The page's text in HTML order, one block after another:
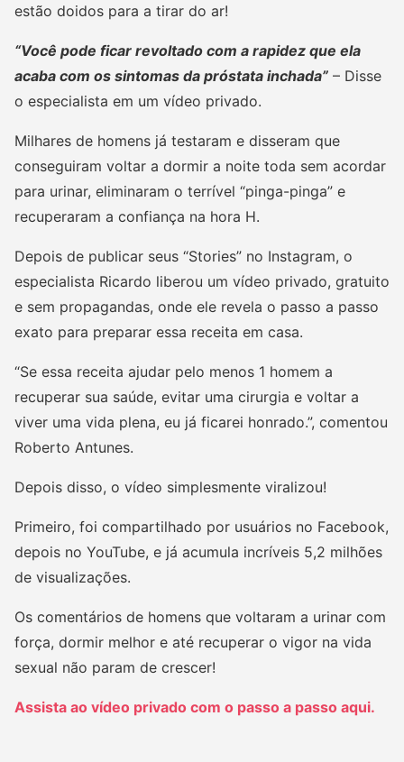
estão doidos para a tirar do ar!
“Você pode ficar revoltado com a rapidez que ela
acaba com os sintomas da próstata inchada” – Disse
o especialista em um vídeo privado.
Milhares de homens já testaram e disseram que
conseguiram voltar a dormir a noite toda sem acordar
para urinar, eliminaram o terrível “pinga-pinga” e
recuperaram a confiança na hora H.
Depois de publicar seus “Stories” no Instagram, o
especialista Ricardo liberou um vídeo privado, gratuito
e sem propagandas, onde ele revela o passo a passo
exato para preparar essa receita em casa.
“Se essa receita ajudar pelo menos 1 homem a
recuperar sua saúde, evitar uma cirurgia e voltar a
viver uma vida plena, eu já ficarei honrado.”, comentou
Roberto Antunes.
Depois disso, o vídeo simplesmente viralizou!
Primeiro, foi compartilhado por usuários no Facebook,
depois no YouTube, e já acumula incríveis 5,2 milhões
de visualizações.
Os comentários de homens que voltaram a urinar com
força, dormir melhor e até recuperar o vigor na vida
sexual não param de crescer!
Assista ao vídeo privado com o passo a passo aqui.